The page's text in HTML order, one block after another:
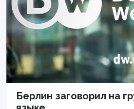
Берлин заговорил на